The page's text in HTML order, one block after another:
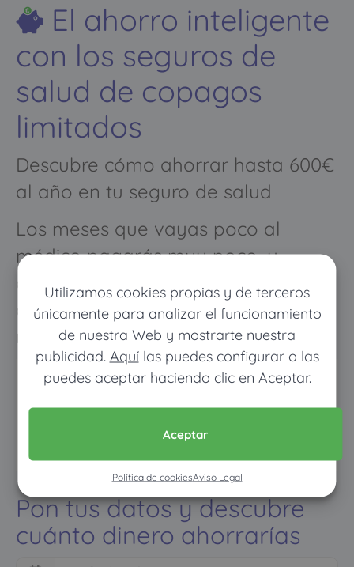
Utilizamos cookies propias y de terceros
únicamente para analizar el funcionamiento
de nuestra Web y mostrarte nuestra
publicidad. Aquílas puedes configurar o las
puedes aceptar haciendo clic en Aceptar.
Aceptar
Política de cookiesAviso Legal
El ahorro inteligente
con los seguros de
salud de copagos
limitados
Descubre cómo ahorrar hasta 600€
al año en tu seguro de salud
Los meses que vayas poco al
médico pagarás muy poco, y
cuando vayas mucho pagarás
como con un seguro médico
normal
Pon tus datos y descubre
cuánto dinero ahorrarías